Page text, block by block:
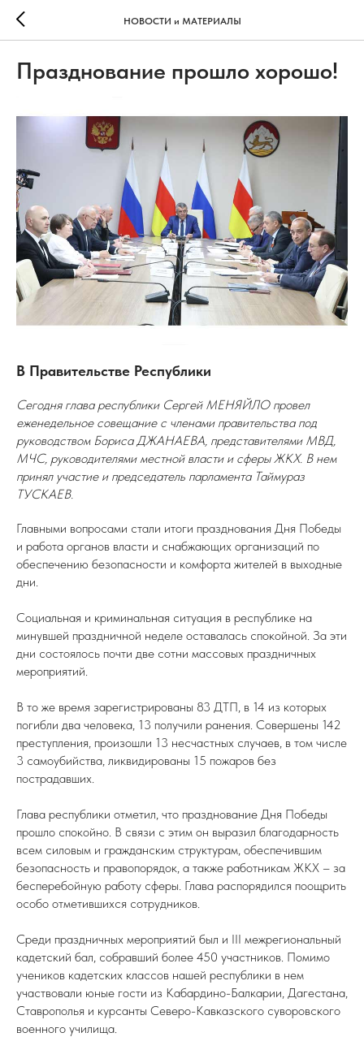
НОВОСТИ и МАТЕРИАЛЫ
Празднование прошло хорошо!
В Правительстве Республики
Сегодня глава республики Сергей МЕНЯЙЛО провел
еженедельное совещание с членами правительства под
руководством Бориса ДЖАНАЕВА, представителями МВД,
МЧС, руководителями местной власти и сферы ЖКХ. В нем
принял участие и председатель парламента Таймураз
ТУСКАЕВ.
Главными вопросами стали итоги празднования Дня Победы
и работа органов власти и снабжающих организаций по
обеспечению безопасности и комфорта жителей в выходные
дни.
Социальная и криминальная ситуация в республике на
минувшей праздничной неделе оставалась спокойной. За эти
дни состоялось почти две сотни массовых праздничных
мероприятий.
В то же время зарегистрированы 83 ДТП, в 14 из которых
погибли два человека, 13 получили ранения. Совершены 142
преступления, произошли 13 несчастных случаев, в том числе
3 самоубийства, ликвидированы 15 пожаров без
пострадавших.
Глава республики отметил, что празднование Дня Победы
прошло спокойно. В связи с этим он выразил благодарность
всем силовым и гражданским структурам, обеспечившим
безопасность и правопорядок, а также работникам ЖКХ – за
бесперебойную работу сферы. Глава распорядился поощрить
особо отметившихся сотрудников.
Среди праздничных мероприятий был и III межрегиональный
кадетский бал, собравший более 450 участников. Помимо
учеников кадетских классов нашей республики в нем
участвовали юные гости из Кабардино-Балкарии, Дагестана,
Ставрополья и курсанты Северо-Кавказского суворовского
военного училища.